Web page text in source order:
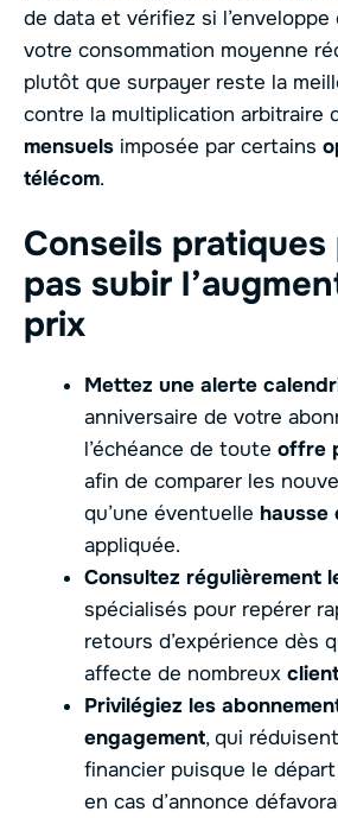
de data et vérifiez si l’enveloppe
votre consommation moyenne
plutôt que surpayer reste la
contre la multiplication arbitraire
mensuels imposée par certains
télécom.
Conseils pratiques
pas subir
prix
Mettez une alerte
anniversaire de votre
l’échéance de toute offre
afin de comparer les
qu’une éventuelle hausse
appliquée.
Consultez régulièrement
spécialisés pour repérer
retours d’expérience dès
affecte de nombreux
Privilégiez les
engagement, qui
financier puisque le
en cas d’annonce